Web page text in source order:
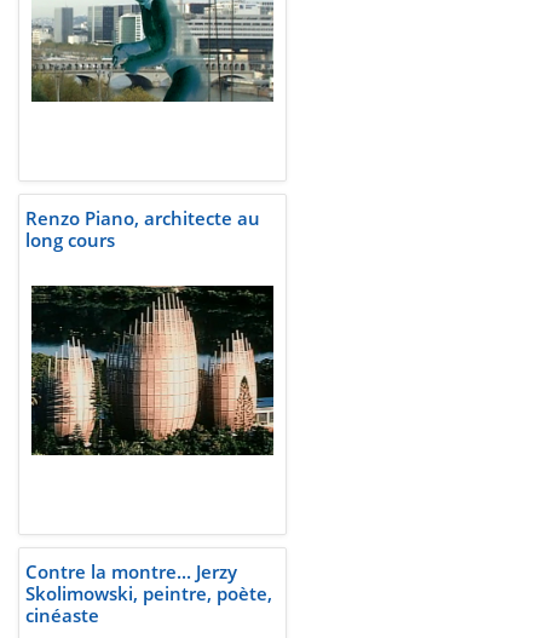
Renzo Piano, architecte au
long cours
Contre la montre... Jerzy
Skolimowski, peintre, poète,
cinéaste